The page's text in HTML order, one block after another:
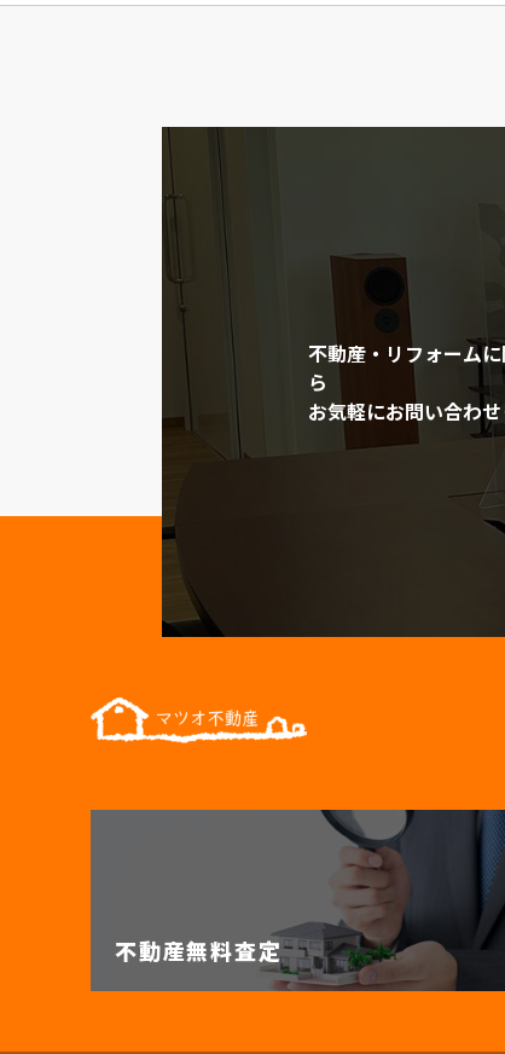
不動産・リフォーム
ら
お気軽にお問い合わせ
不動産無料査定